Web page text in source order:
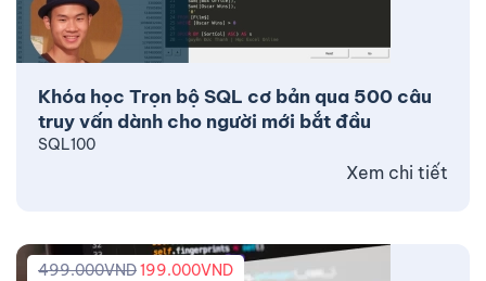
Khóa học Trọn bộ SQL cơ bản qua 500 câu
truy vấn dành cho người mới bắt đầu
SQL100
Xem chi tiết
499.000VND199.000VND